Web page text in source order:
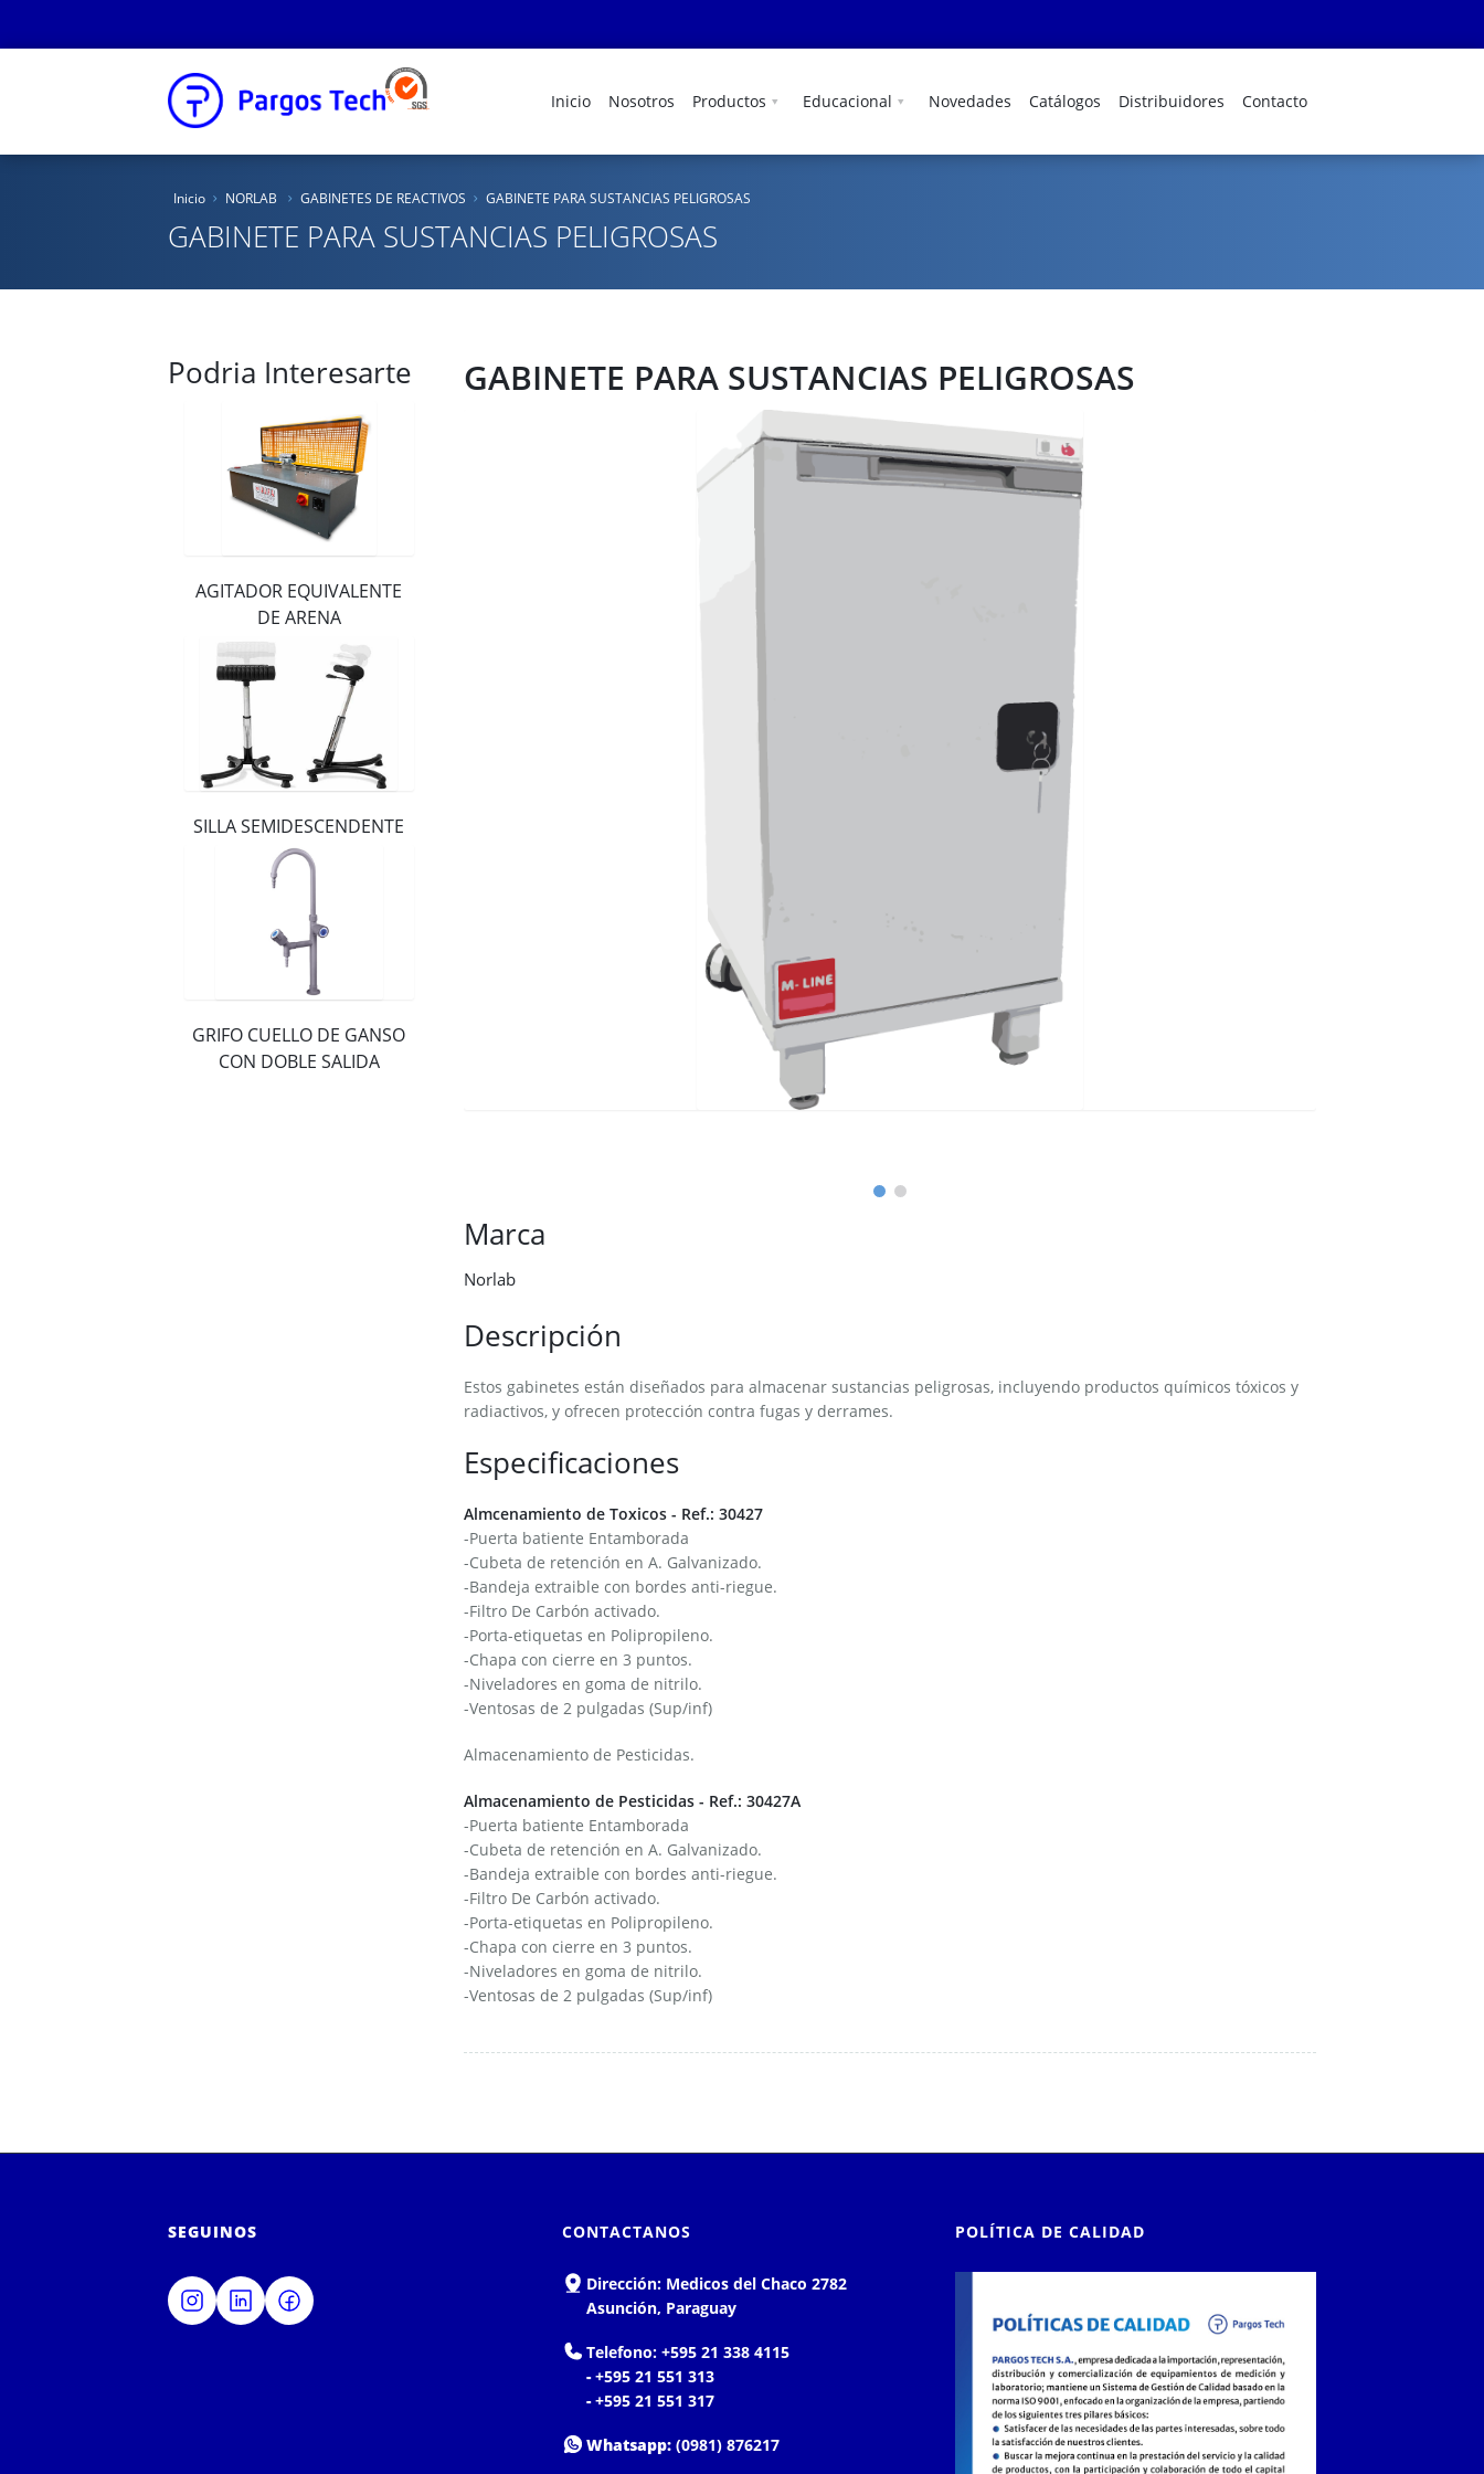
Inicio Nosotros Productos Educacional Novedades Catálogos Distribuidores Contacto
Nosotros
Novedades
Distribuidores
Inicio NORLAB GABINETES DE REACTIVOS GABINETE PARA SUSTANCIAS PELIGROSAS
GABINETE PARA SUSTANCIAS PELIGROSAS
Podria Interesarte
AGITADOR EQUIVALENTE
DE ARENA
SILLA SEMIDESCENDENTE
GRIFO CUELLO DE GANSO
CON DOBLE SALIDA
GABINETE PARA SUSTANCIAS PELIGROSAS
Marca
Norlab
Descripción
Estos gabinetes están diseñados para almacenar sustancias peligrosas, incluyendo productos químicos tóxicos y
radiactivos, y ofrecen protección contra fugas y derrames.
Especificaciones
Almcenamiento de Toxicos - Ref.: 30427
-Puerta batiente Entamborada
-Cubeta de retención en A. Galvanizado.
-Bandeja extraible con bordes anti-riegue.
-Filtro De Carbón activado.
-Porta-etiquetas en Polipropileno.
-Chapa con cierre en 3 puntos.
-Niveladores en goma de nitrilo.
-Ventosas de 2 pulgadas (Sup/inf)
Almacenamiento de Pesticidas.
Almacenamiento de Pesticidas - Ref.: 30427A
-Puerta batiente Entamborada
-Cubeta de retención en A. Galvanizado.
-Bandeja extraible con bordes anti-riegue.
-Filtro De Carbón activado.
-Porta-etiquetas en Polipropileno.
-Chapa con cierre en 3 puntos.
-Niveladores en goma de nitrilo.
-Ventosas de 2 pulgadas (Sup/inf)
SEGUINOS CONTACTANOS
Dirección: Medicos del Chaco 2782
Asunción, Paraguay
Telefono: +595 21 338 4115
-+595 21 551 313
-+595 21 551 317
Whatsapp: (0981) 876217
POLÍTICA DE CALIDAD